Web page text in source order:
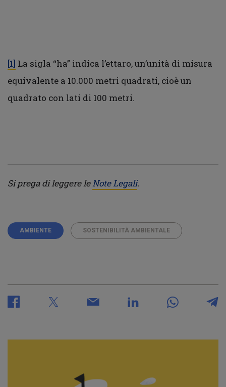
[1] La sigla “ha” indica l’ettaro, un’unità di misura
equivalente a 10.000 metri quadrati, cioè un
quadrato con lati di 100 metri.
Si prega di leggere leNote Legali.
AMBIENTE SOSTENIBILITÀ AMBIENTALE